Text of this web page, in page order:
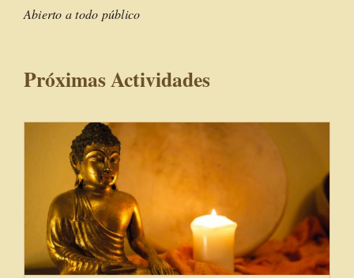
Abierto a todo público
Próximas Actividades